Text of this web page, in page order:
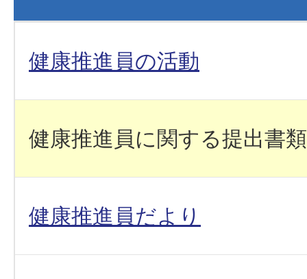
健康推進員の活動
健康推進員に関する提出書類
健康推進員だより